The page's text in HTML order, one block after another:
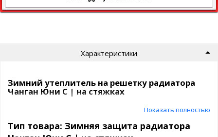
Характеристики
Зимний утеплитель на решетку радиатора
Чанган Юни С | на стяжках
Зимний экран | на стяжках
⊕ сохраняет тепло при минусовых
Показать полностью
Тип товара: Зимняя защита радиатора